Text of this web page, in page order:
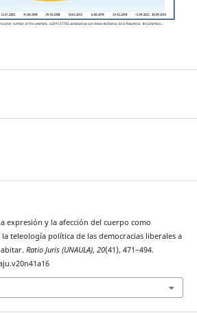
expresión y la afección del cuerpo como
teleología política de las democracias liberales a
Ratio Juris (UNAULA), 20(41), 471–494.